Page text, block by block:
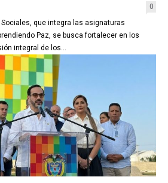
0
que integra las asignaturas
Paz, se busca fortalecer en los
integral de los...